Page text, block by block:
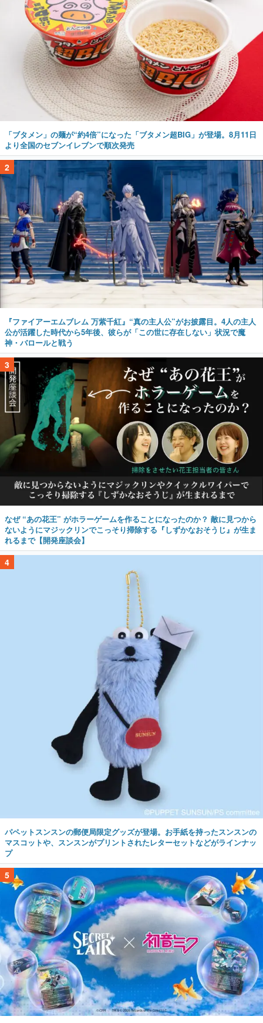
「ブタメン」の麺が“約4倍”になった「ブタメン超BIG」が登場。8月11日
より全国のセブンイレブンで順次発売
2
『ファイアーエムブレム 万紫千紅』“真の主人公”がお披露目。4人の主人
公が活躍した時代から5年後、彼らが「この世に存在しない」状況で魔
神・バロールと戦う
3
なぜ “あの花王” がホラーゲームを作ることになったのか？ 敵に見つから
ないようにマジックリンでこっそり掃除する『しずかなおそうじ』が生ま
れるまで【開発座談会】
4
パペットスンスンの郵便局限定グッズが登場。お手紙を持ったスンスンの
マスコットや、スンスンがプリントされたレターセットなどがラインナッ
プ
5